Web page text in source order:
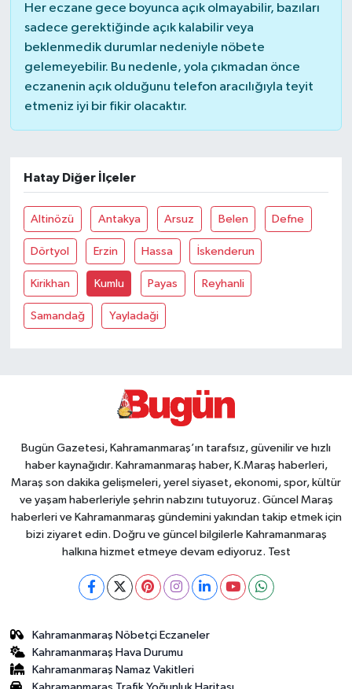
Her eczane gece boyunca açık olmayabilir, bazıları
sadece gerektiğinde açık kalabilir veya
beklenmedik durumlar nedeniyle nöbete
gelemeyebilir. Bu nedenle, yola çıkmadan önce
eczanenin açık olduğunu telefon aracılığıyla teyit
etmeniz iyi bir fikir olacaktır.
Hatay Diğer İlçeler
Altinözü Antakya Arsuz Belen Defne
Dörtyol Erzin Hassa İskenderun
Kirikhan Kumlu Payas Reyhanli
Samandağ Yayladaği
Bugün Gazetesi, Kahramanmaraş’ın tarafsız, güvenilir ve hızlı
haber kaynağıdır. Kahramanmaraş haber, K.Maraş haberleri,
Maraş son dakika gelişmeleri, yerel siyaset, ekonomi, spor, kültür
ve yaşam haberleriyle şehrin nabzını tutuyoruz. Güncel Maraş
haberleri ve Kahramanmaraş gündemini yakından takip etmek için
bizi ziyaret edin. Doğru ve güncel bilgilerle Kahramanmaraş
halkına hizmet etmeye devam ediyoruz. Test
Kahramanmaraş Nöbetçi Eczaneler
Kahramanmaraş Hava Durumu
Kahramanmaraş Namaz Vakitleri
Teknoloji
Yaşam
KAHRAMANMARAŞ